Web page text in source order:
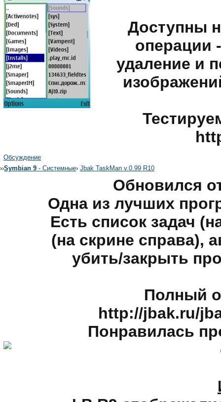
Доступны
операции
удаление и
Обсуждение
››Symbian 9 - Системные› Jbak TaskMan v.0.99 R10
Обновился
Одна из лучших
Есть список задач
(на скрине справа),
убить/закрыть
Полный
http://jbak.ru/
Понравилась